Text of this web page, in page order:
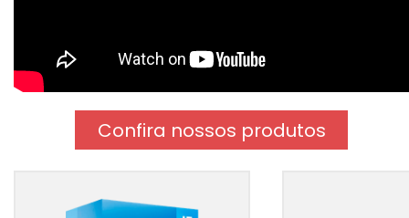
Confira nossos produtos